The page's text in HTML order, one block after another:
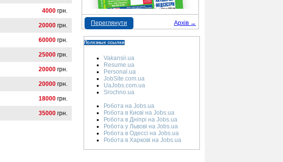
4000 грн.
20000 грн.
60000 грн.
25000 грн.
20000 грн.
20000 грн.
18000 грн.
35000 грн.
Архів →
Переглянути
Полезные ссылки
Vakansii.ua
Resume.ua
Personal.ua
JobSite.com.ua
UaJobs.com.ua
Srochno.ua
Робота на Jobs.ua
Робота в Києві на Jobs.ua
Робота в Дніпрі на Jobs.ua
Робота у Львові на Jobs.ua
Робота в Одессі на Jobs.ua
Робота в Харкові на Jobs.ua